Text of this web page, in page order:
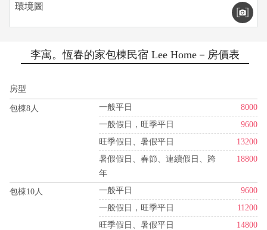
環境圖
李寓。恆春的家包棟民宿 Lee Home－房價表
房型
包棟8人 一般平日
8000
一般假日，旺季平日
9600
旺季假日、暑假平日
13200
暑假假日、春節、連續假日、跨
年
18800
包棟10人 一般平日
9600
一般假日，旺季平日
11200
旺季假日、暑假平日
14800